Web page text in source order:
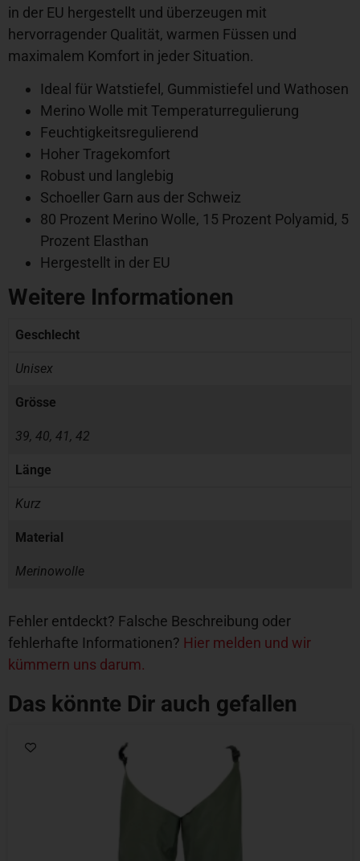
in der EU hergestellt und überzeugen mit
hervorragender Qualität, warmen Füssen und
maximalem Komfort in jeder Situation.
Ideal für Watstiefel, Gummistiefel und Wathosen
Merino Wolle mit Temperaturregulierung
Feuchtigkeitsregulierend
Hoher Tragekomfort
Robust und langlebig
Schoeller Garn aus der Schweiz
80 Prozent Merino Wolle, 15 Prozent Polyamid, 5
Prozent Elasthan
Hergestellt in der EU
Weitere Informationen
Geschlecht
Unisex
Grösse
39, 40, 41, 42
Länge
Kurz
Material
Merinowolle
Fehler entdeckt? Falsche Beschreibung oder
fehlerhafte Informationen? Hier melden und wir
kümmern uns darum.
Das könnte Dir auch gefallen